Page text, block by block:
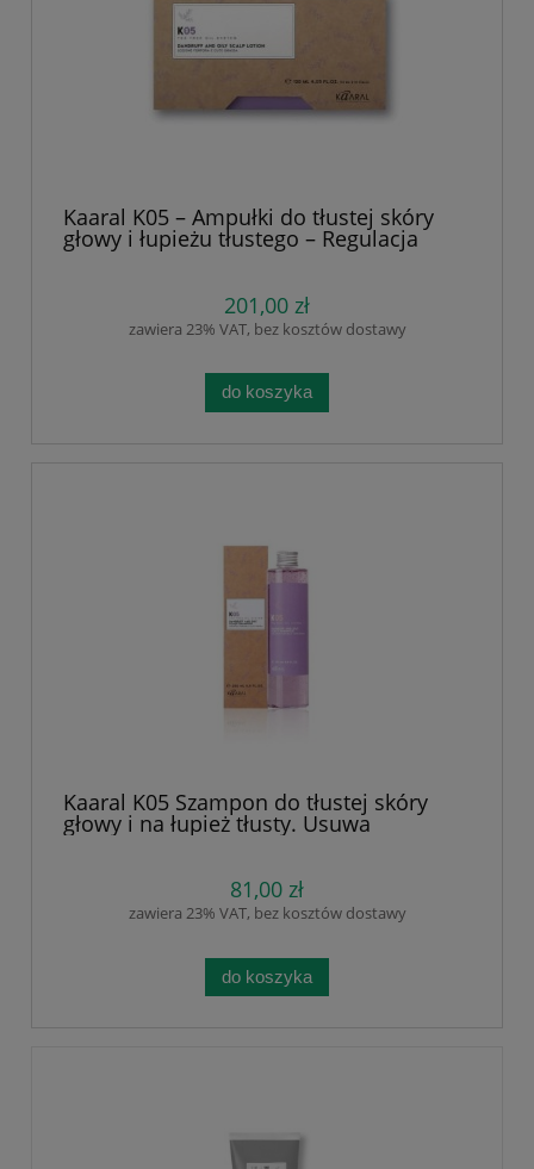
Kaaral K05 – Ampułki do tłustej skóry
głowy i łupieżu tłustego – Regulacja
Sebum, Łagodzenie Podrażnień i Przeciw
ekstrakty. Wierzbówka, pokrzywa , olej z
drzewa herbacianego. 12 x 10 ml
201,00 zł
zawiera 23% VAT, bez kosztów dostawy
do koszyka
Kaaral K05 Szampon do tłustej skóry
głowy i na łupież tłusty. Usuwa
przetłuszczanie, swędzenie i
przeciwzapalne, Bez sls i sles, Naturalne
ekstrakty, Wierzbówka , pokrzywa,
drzewo herbaciane 250 lub 500 ml
81,00 zł
zawiera 23% VAT, bez kosztów dostawy
do koszyka